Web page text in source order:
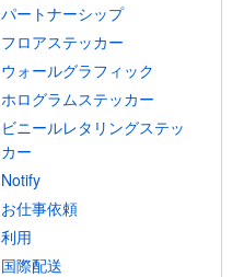
パートナーシップ
フロアステッカー
ウォールグラフィック
ホログラムステッカー
ビニールレタリングステッ
カー
Notify
お仕事依頼
利用
国際配送